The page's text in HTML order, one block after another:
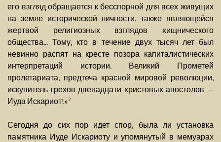
его взгляд обращается к бесспорной для всех живущих
на земле исторической личности, также являющейся
жертвой религиозных взглядов хищнического
общества... Тому, кто в течение двух тысяч лет был
невинно распят на кресте позора капиталистических
интерпретаций истории. Великий Прометей
пролетариата, предтеча красной мировой революции,
искупитель грехов двенадцати христовых апостолов —
Иуда Искариот!»2
Сегодня до сих пор идет спор, была ли установка
памятника Иуде Искариоту и упомянутый в мемуарах